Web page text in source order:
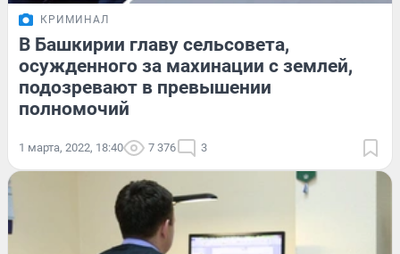
КРИМИНАЛ
В Башкирии главу сельсовета,
осужденного за махинации с землей,
подозревают в превышении
полномочий
1 марта, 2022, 18:40 7 376 3